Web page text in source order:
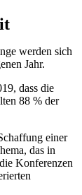
werden sich
Jahr.
dass die
88 % der
einer
das in
Konferenzen